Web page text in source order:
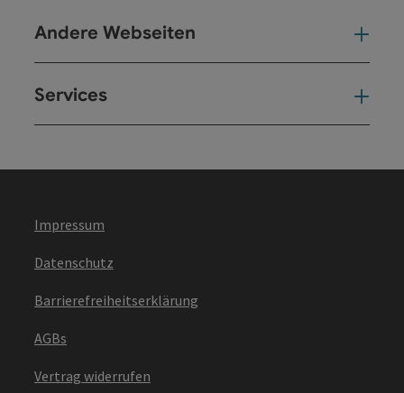
Andere Webseiten
Services
Impressum
Datenschutz
Barrierefreiheitserklärung
AGBs
Vertrag widerrufen